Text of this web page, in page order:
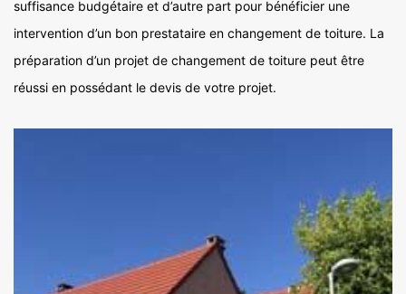
suffisance budgétaire et d’autre part pour bénéficier une
intervention d’un bon prestataire en changement de toiture. La
préparation d’un projet de changement de toiture peut être
réussi en possédant le devis de votre projet.